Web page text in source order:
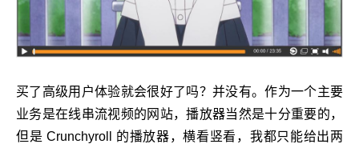
买了高级用户体验就会很好了吗？并没有。作为一个主要
业务是在线串流视频的网站，播放器当然是十分重要的，
但是 Crunchyroll 的播放器，横看竖看，我都只能给出两